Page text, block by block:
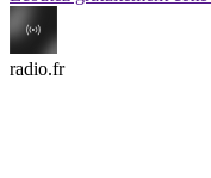
radio.fr